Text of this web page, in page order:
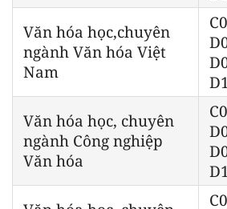
Văn hóa học,chuyên
ngành Văn hóa Việt
Nam
Văn hóa học, chuyên
ngành Công nghiệp
Văn hóa